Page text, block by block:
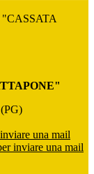
"CASSATA
una mail
inviare una mail